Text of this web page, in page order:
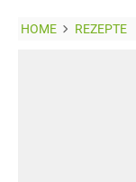
HOME REZEPTE